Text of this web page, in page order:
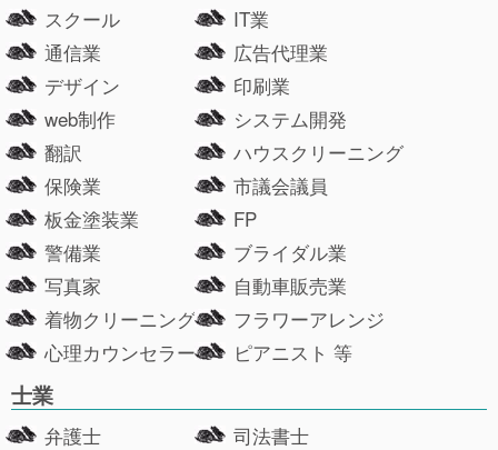
スクール
IT業
通信業
広告代理業
デザイン
印刷業
web制作
システム開発
翻訳
ハウスクリーニング
保険業
市議会議員
板金塗装業
FP
警備業
ブライダル業
写真家
自動車販売業
着物クリーニング
フラワーアレンジ
心理カウンセラー
ピアニスト 等
士業
弁護士
司法書士